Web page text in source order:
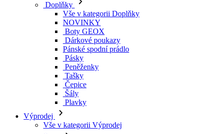
Doplňky
Vše v kategorii Doplňky
NOVINKY
Boty GEOX
Dárkové poukazy
Pánské spodní prádlo
Pásky
Peněženky
Tašky
Čepice
Šály
Plavky
Výprodej
Vše v kategorii Výprodej